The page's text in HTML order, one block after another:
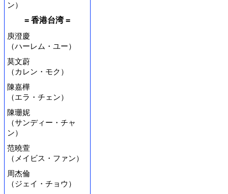
ン）
= 香港台湾 =
庾澄慶
（ハーレム・ユー）
莫文蔚
（カレン・モク）
陳嘉樺
（エラ・チェン）
陳珊妮
（サンディー・チャ
ン）
范曉萱
（メイビス・ファン）
周杰倫
（ジェイ・チョウ）